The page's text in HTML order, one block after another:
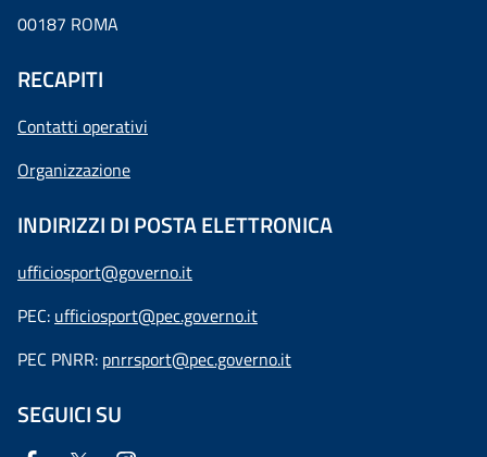
00187 ROMA
RECAPITI
Contatti operativi
Organizzazione
INDIRIZZI DI POSTA ELETTRONICA
ufficiosport@governo.it
PEC: ufficiosport@pec.governo.it
PEC PNRR: pnrrsport@pec.governo.it
SEGUICI SU